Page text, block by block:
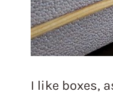
I like boxes,